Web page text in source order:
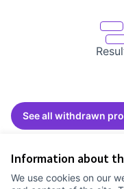
Information about
We use cookies on our
See all withdrawn
Cookie settings